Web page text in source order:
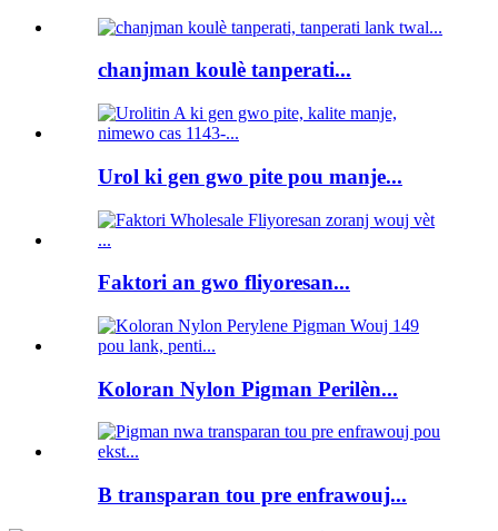
chanjman koulè tanperati...
Urol ki gen gwo pite pou manje...
Faktori an gwo fliyoresan...
Koloran Nylon Pigman Perilèn...
B transparan tou pre enfrawouj...